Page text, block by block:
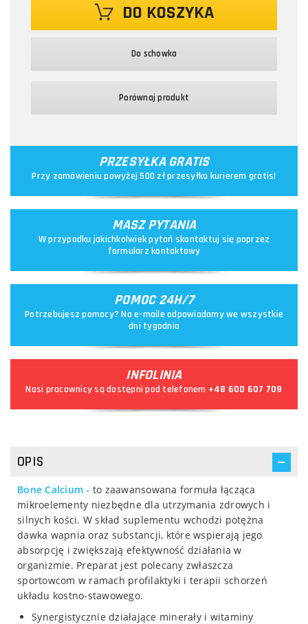
DO KOSZYKA
Do schowka
Porównaj produkt
PRZESYŁKA GRATIS
Przy zamówieniu powyżej 500 zł przesyłka kurierem gratis!
MASZ PYTANIA
W przypadku jakichkolwiek pytań skontaktuj się poprzez
formularz kontaktowy
POMOC 24H/7
Potrzebujesz pomocy? Na e-maile odpowiadamy we wszystkie
dni tygodnia
INFOLINIA
Nasi pracownicy są dostępni pod telefonem +48 600 607 709
OPIS
Bone Calcium - to zaawansowana formuła łącząca
mikroelementy niezbędne dla utrzymania zdrowych i
silnych kości. W skład suplementu wchodzi potężna
dawka wapnia oraz substancji, które wspierają jego
absorpcję i zwiększają efektywność działania w
organizmie. Preparat jest polecany zwłaszcza
sportowcom w ramach profilaktyki i terapii schorzeń
układu kostno-stawowego.
Synergistycznie działające minerały i witaminy